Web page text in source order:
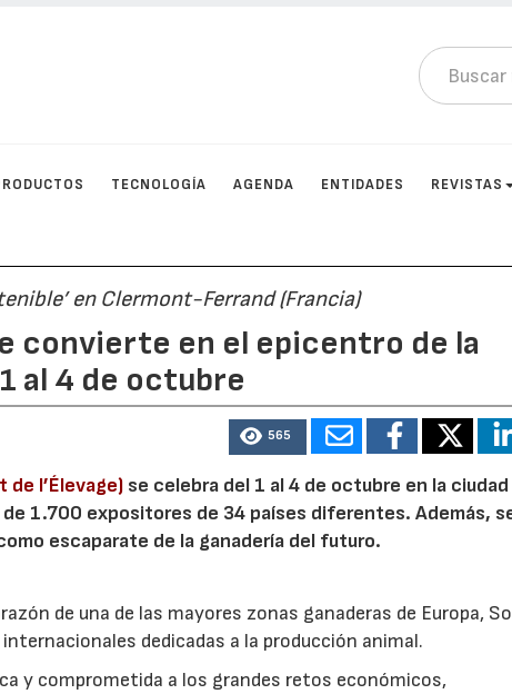
TECNOLOGÍA AGENDA ENTIDADES REVISTAS
en Clermont-Ferrand (Francia)
convierte en el epicentro de la
al 4 de octubre
565
de l’Élevage) se celebra del 1 al 4 de octubre en la
1.700 expositores de 34 países diferentes. Además,
escaparate de la ganadería del futuro.
de una de las mayores zonas ganaderas de Europa,
dedicadas a la producción animal.
y comprometida a los grandes retos económicos,